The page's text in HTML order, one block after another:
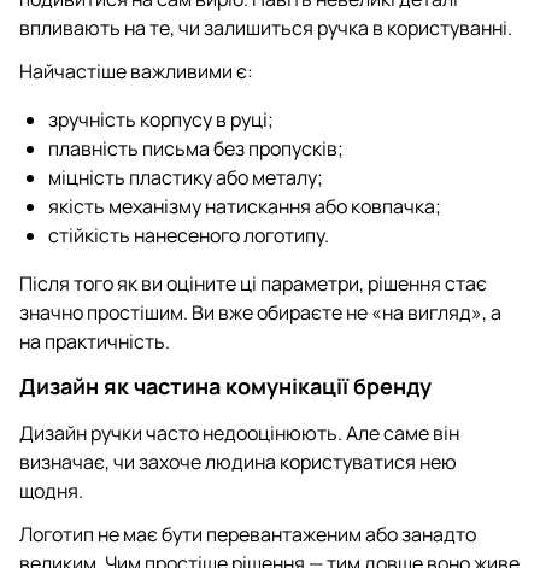
впливають на те, чи залишиться ручка в користуванні.
Найчастіше важливими є:
зручність корпусу в руці;
плавність письма без пропусків;
міцність пластику або металу;
якість механізму натискання або ковпачка;
стійкість нанесеного логотипу.
Після того як ви оціните ці параметри, рішення стає
значно простішим. Ви вже обираєте не «на вигляд», а
на практичність.
Дизайн як частина комунікації бренду
Дизайн ручки часто недооцінюють. Але саме він
визначає, чи захоче людина користуватися нею
щодня.
Логотип не має бути перевантаженим або занадто